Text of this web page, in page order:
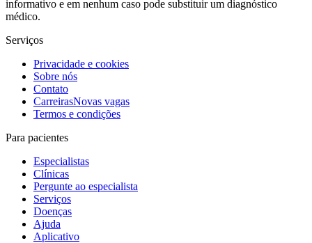
informativo e em nenhum caso pode substituir um diagnóstico
médico.
Serviços
Privacidade e cookies
Sobre nós
Contato
CarreirasNovas vagas
Termos e condições
Para pacientes
Especialistas
Clínicas
Pergunte ao especialista
Serviços
Doenças
Ajuda
Aplicativo